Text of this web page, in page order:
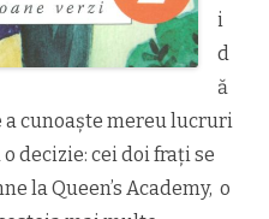
i
d
ă
a cunoaște mereu lucruri
decizie: cei doi frați se
la Queen’s Academy, o